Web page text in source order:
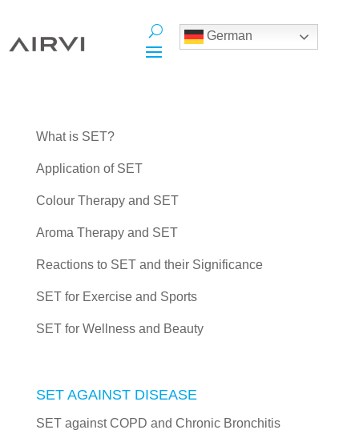
German
What is SET?
Application of SET
Colour Therapy and SET
Aroma Therapy and SET
Reactions to SET and their Significance
SET for Exercise and Sports
SET for Wellness and Beauty
SET AGAINST DISEASE
SET against COPD and Chronic Bronchitis